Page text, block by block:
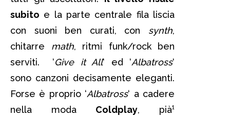
subito e la parte centrale fila liscia
con suoni ben curati, con synth,
chitarre math, ritmi funk/rock ben
serviti. ‘Give it All‘ ed ‘Albatross‘
sono canzoni decisamente eleganti.
Forse è proprio ‘Albatross‘ a cadere
nella moda Coldplay, pià¹